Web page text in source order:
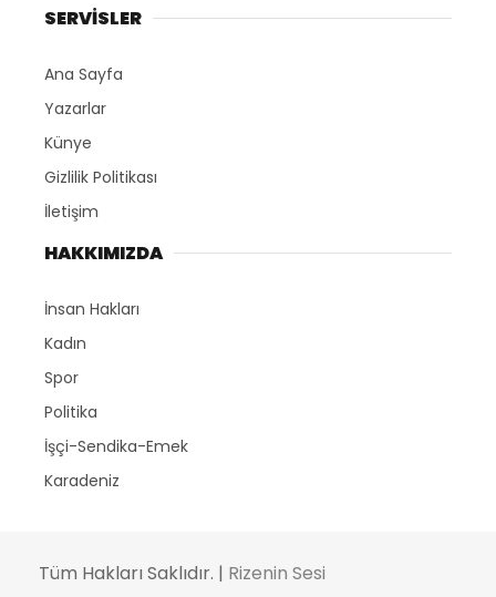
SERVİSLER
Ana Sayfa
Yazarlar
Künye
Gizlilik Politikası
İletişim
HAKKIMIZDA
İnsan Hakları
Kadın
Spor
Politika
İşçi-Sendika-Emek
Karadeniz
Tüm Hakları Saklıdır. | Rizenin Sesi